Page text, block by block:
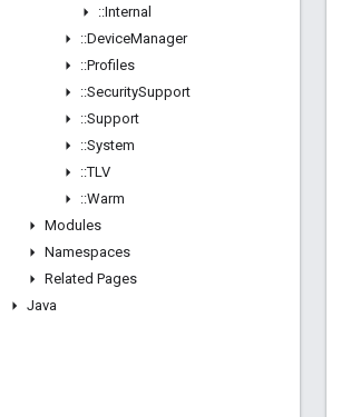
::Internal
::DeviceManager
::Profiles
::SecuritySupport
::Support
::System
::TLV
::Warm
Modules
Namespaces
Related Pages
Java